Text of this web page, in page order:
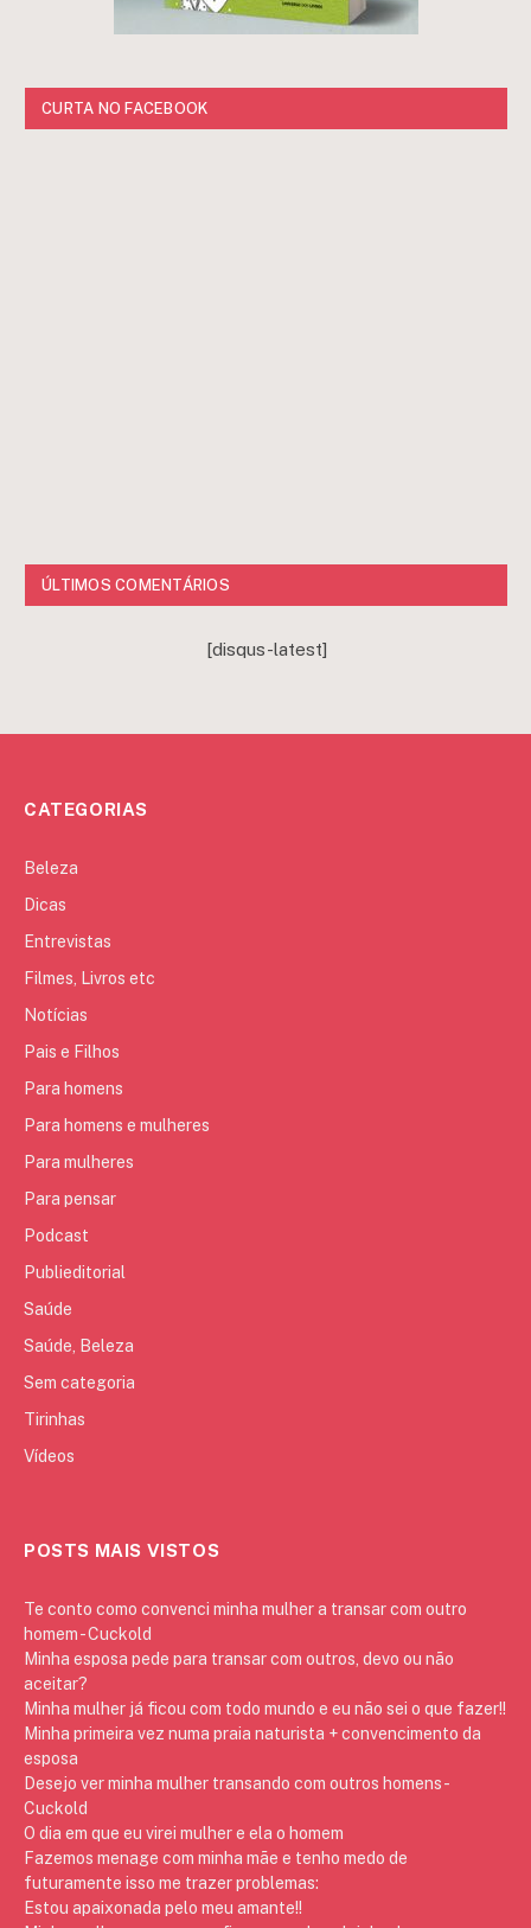
CURTA NO FACEBOOK
ÚLTIMOS COMENTÁRIOS
[disqus-latest]
CATEGORIAS
Beleza
Dicas
Entrevistas
Filmes, Livros etc
Notícias
Pais e Filhos
Para homens
Para homens e mulheres
Para mulheres
Para pensar
Podcast
Publieditorial
Saúde
Saúde, Beleza
Sem categoria
Tirinhas
Vídeos
POSTS MAIS VISTOS
Te conto como convenci minha mulher a transar com outro
homem - Cuckold
Minha esposa pede para transar com outros, devo ou não
aceitar?
Minha mulher já ficou com todo mundo e eu não sei o que fazer!!
Minha primeira vez numa praia naturista + convencimento da
esposa
Desejo ver minha mulher transando com outros homens -
Cuckold
O dia em que eu virei mulher e ela o homem
Fazemos menage com minha mãe e tenho medo de
futuramente isso me trazer problemas:
Estou apaixonada pelo meu amante!!